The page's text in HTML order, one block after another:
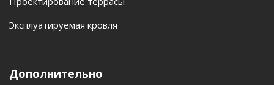
Эксплуатируемая кровля
Дополнительно